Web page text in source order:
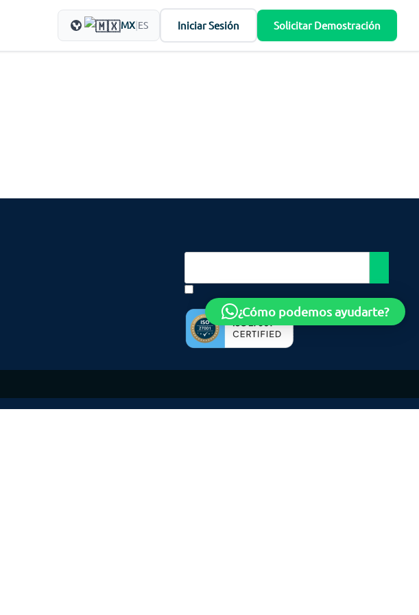
MX ES Iniciar Sesión Solicitar Demostración
¿Cómo podemos ayudarte?